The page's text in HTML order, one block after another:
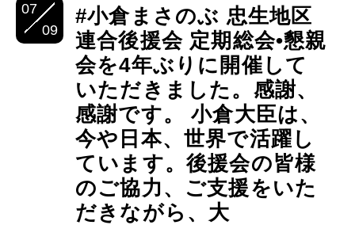
07
09
#小倉まさのぶ 忠生地区
連合後援会 定期総会•懇親
会を4年ぶりに開催して
いただきました。感謝、
感謝です。 小倉大臣は、
今や日本、世界で活躍し
ています。後援会の皆様
のご協力、ご支援をいた
だきながら、大